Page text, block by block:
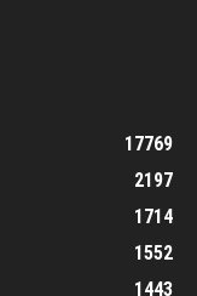
17769
2197
1714
1552
1443